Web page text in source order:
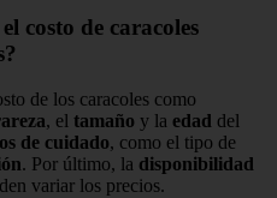
costo de caracoles
de los caracoles como
, el tamaño y la edad del
de cuidado, como el tipo de
. Por último, la disponibilidad
variar los precios.